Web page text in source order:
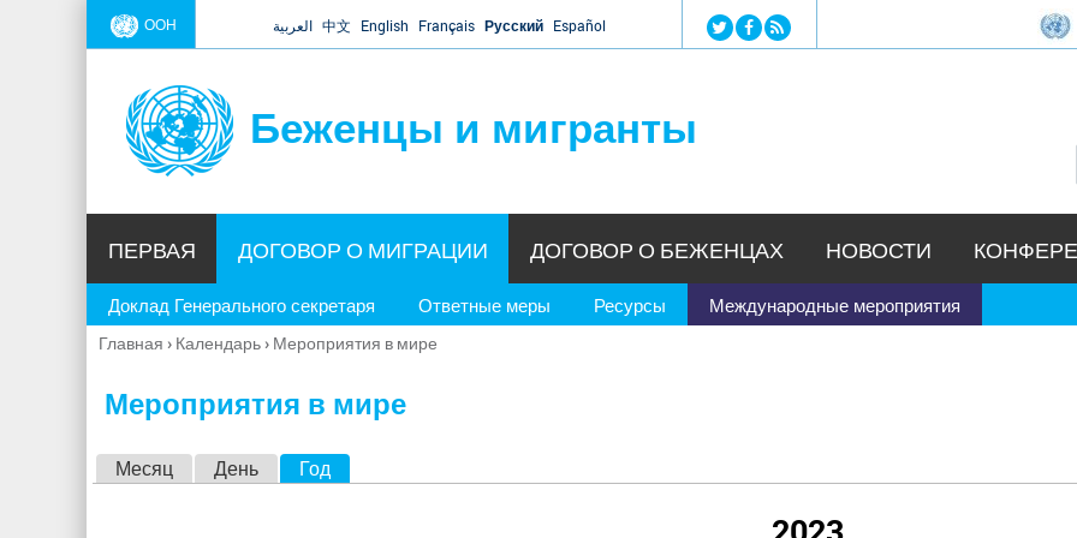
Jump to navigation
ООН العربية 中文 English Français Русский Español
Беженцы и мигранты
ПЕРВАЯ ДОГОВОР О МИГРАЦИИ
Доклад Генерального секретаря Ответные меры Ресурсы Международные мероприятия
ДОГОВОР О БЕЖЕНЦАХ НОВОСТИ
Вы
Главная › Календарь› Мероприятия в мире
Мероприятия в мире
Месяц День Год